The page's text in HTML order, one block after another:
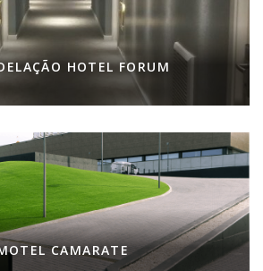
HOTEL FORUM
CAMARATE